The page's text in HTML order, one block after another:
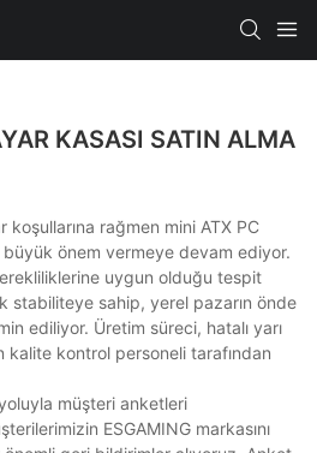
KASASI SATIN ALMA
koşullarına rağmen mini ATX PC
büyük önem vermeye devam ediyor.
uygun olduğu tespit
stabiliteye sahip, yerel pazarın önde
ediliyor. Üretim süreci, hatalı yarı
kalite kontrol personeli tarafından
müşteri anketleri
ESGAMING markasını